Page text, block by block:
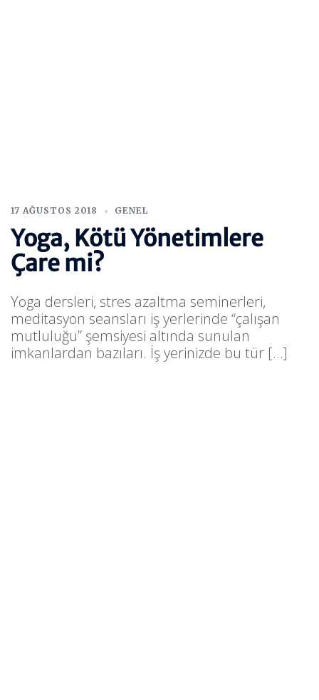
17 AĞUSTOS 2018 GENEL
Yoga, Kötü Yönetimlere
Çare mi?
Yoga dersleri, stres azaltma seminerleri,
meditasyon seansları iş yerlerinde “çalışan
mutluluğu” şemsiyesi altında sunulan
imkanlardan bazıları. İş yerinizde bu tür […]